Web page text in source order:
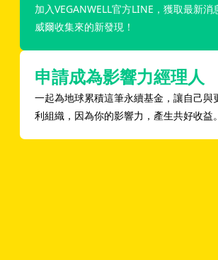
加入VEGANWELL官方LINE，獲取最新消
威爾收集來的新發現！
申請成為影響力經理人
一起為地球累積這筆永續基金，讓自己與
利組織，因為你的影響力，產生共好收益。